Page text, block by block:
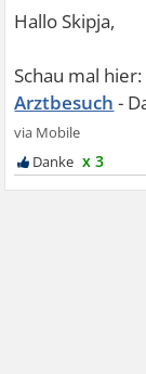
Arztbesuch
x 3